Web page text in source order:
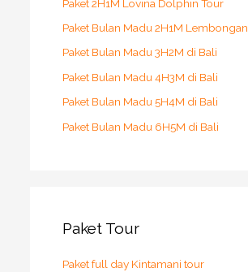
r
Paket 2H1M Lovina Dolphin Tour
Paket Bulan Madu 2H1M Lembongan
Paket Bulan Madu 3H2M di Bali
Paket Bulan Madu 4H3M di Bali
Paket Bulan Madu 5H4M di Bali
Paket Bulan Madu 6H5M di Bali
Paket Tour
Paket full day Kintamani tour